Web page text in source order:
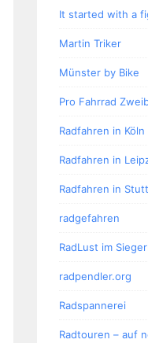
It started with a
Martin Triker
Münster by Bike
Pro Fahrrad
Radfahren in Köln
Radfahren in
Radfahren in
radgefahren
RadLust im
radpendler.org
Radspannerei
Radtouren – auf